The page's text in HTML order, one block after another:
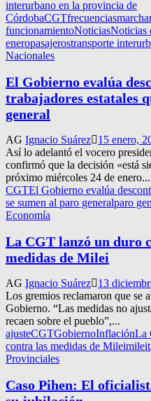
interurbano en la provincia de
CórdobaCGTfrecuenciasmarcha
funcionamientoNoticiasNoticias
eneropasajerostransporte
Nacionales
El Gobierno evalúa
trabajadores estatales
general
AG Ignacio Suárez 15 enero,
Así lo adelantó el vocero
confirmó que la decisión «está
próximo miércoles 24 de
CGTEl Gobierno evalúa
se sumen al paro generalparo
Economía
La CGT lanzó un duro
medidas de Milei
AG Ignacio Suárez 13
Los gremios reclamaron que se
Gobierno. “Las medidas no
recaen sobre el pueblo”,...
ajusteCGTGobiernoInflaciónLa
contra las medidas de Mileimilei
Provinciales
Caso Pihen: El